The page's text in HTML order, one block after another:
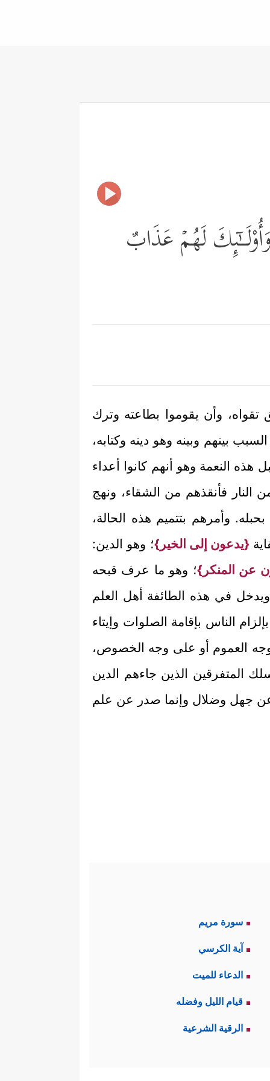
لَهُمۡ عَذَابٌ
تقواه، وأن يقوموا بطاعته وترك
بينهم وبينه وهو دينه وكتابه،
النعمة وهو أنهم كانوا أعداء
النار فأنقذهم من الشقاء، ونهج
وأمرهم بتتميم هذه الحالة،
{يدعون إلى الخير}؛ وهو الدين:
عن المنكر}؛ وهو ما عرف قبحه
في هذه الطائفة أهل العلم
الناس بإقامة الصلوات وإيتاء
وجه العموم أو على وجه الخصوص،
المتفرقين الذين جاءهم الدين
عن جهل وضلال وإنما صدر عن علم
سورة مريم
آية الكرسي
الدعاء للميت
قيام الليل وفضله
الرقية الشرعية